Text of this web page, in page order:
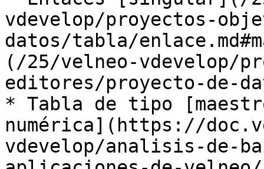
vdevelop/proyectos-
datos/tabla/
(/25/velneo-vdevelop/
editores/proyecto-de-
* Tabla de tipo
numérica](https://
vdevelop/analisis-de-